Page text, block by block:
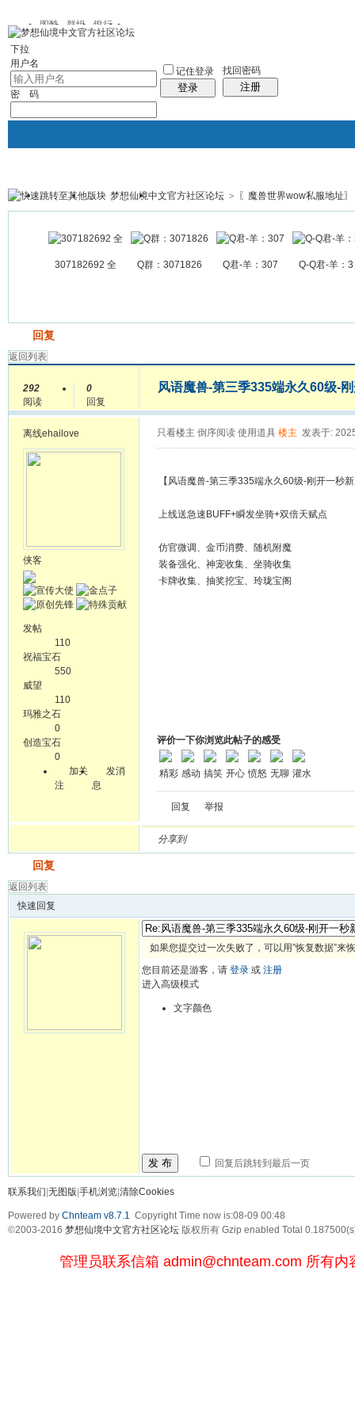
图酷 群组 银行
下拉
用户名
密 码
记住登录
登录
找回密码
注册
银行 群组聚合 我的空间
帖子
梦想仙境中文官方社区论坛 > 〖魔兽世界wow私服地址〗
307182692 全 Q群：3071826 Q君-羊：307 Q-Q君-羊：3
回复
返回列表
292
阅读
0
回复
风语魔兽-第三季335端永久60级-
离线ehailove
侠客
发帖
110
祝福宝石
550
威望
110
玛雅之石
0
创造宝石
0
加关
注
发消
息
只看楼主 倒序阅读 使用道具 楼主 发表于:
【风语魔兽-第三季335端永久60级-刚开一秒
上线送急速BUFF+瞬发坐骑+双倍天赋点
仿官微调、金币消费、随机附魔
装备强化、神宠收集、坐骑收集
卡牌收集、抽奖挖宝、玲珑宝阁
评价一下你浏览此帖子的感受
精彩 感动 搞笑 开心 愤怒 无聊 灌水
回复 举报
分享到
回复
返回列表
快速回复
如果您提交过一次失败了，可以用”恢复数据”来
您目前还是游客，请 登录 或 注册
进入高级模式
文字颜色
发 布 回复后跳转到最后一页
联系我们 无图版 手机浏览 清除Cookies
Powered by Chnteam v8.7.1 Copyright Time now is:08-09 00:48
©2003-2016 梦想仙境中文官方社区论坛 版权所有 Gzip enabled Total
管理员联系信箱 admin@chnteam.com 所有内